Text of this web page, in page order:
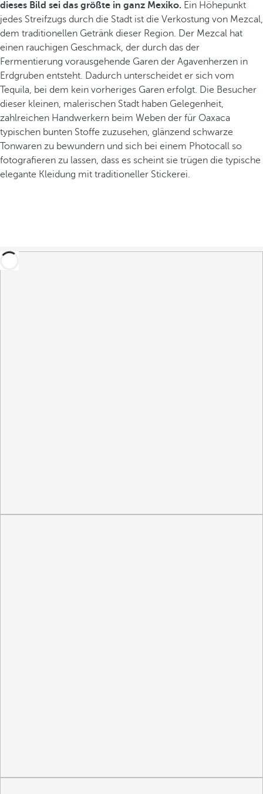
dieses Bild sei das größte in ganz Mexiko. Ein Höhepunkt
jedes Streifzugs durch die Stadt ist die Verkostung von Mezcal,
dem traditionellen Getränk dieser Region. Der Mezcal hat
einen rauchigen Geschmack, der durch das der
Fermentierung vorausgehende Garen der Agavenherzen in
Erdgruben entsteht. Dadurch unterscheidet er sich vom
Tequila, bei dem kein vorheriges Garen erfolgt. Die Besucher
dieser kleinen, malerischen Stadt haben Gelegenheit,
zahlreichen Handwerkern beim Weben der für Oaxaca
typischen bunten Stoffe zuzusehen, glänzend schwarze
Tonwaren zu bewundern und sich bei einem Photocall so
fotografieren zu lassen, dass es scheint sie trügen die typische
elegante Kleidung mit traditioneller Stickerei.